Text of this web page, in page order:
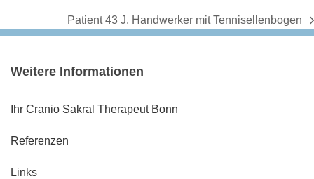
next
Patient 43 J. Handwerker mit Tennisellenbogen
Weitere Informationen
Ihr Cranio Sakral Therapeut Bonn
Referenzen
Links